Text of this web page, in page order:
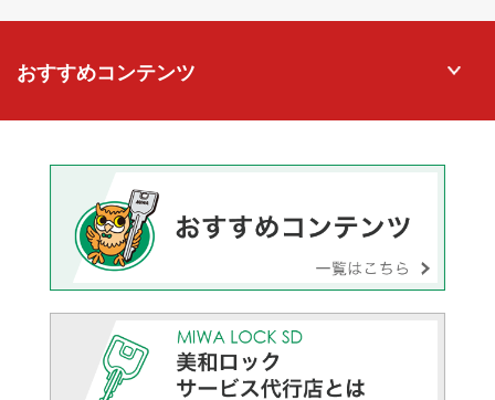
おすすめコンテンツ